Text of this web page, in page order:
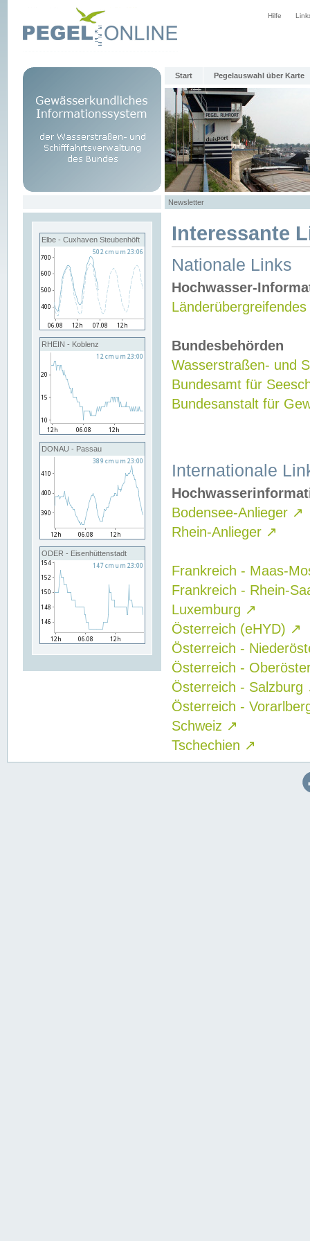
Hilfe
Start Pegelauswahl über Karte
Newsletter
Elbe - Cuxhaven Steubenhöft
RHEIN - Koblenz
DONAU - Passau
ODER - Eisenhüttenstadt
Interessante
Nationale Links
Hochwasser-
Bundesbehörden
Wasserstraßen- und
Bundesamt für
Bundesanstalt für
Internationale
Bodensee-Anlieger ↗
Rhein-Anlieger ↗
Frankreich - Maas-
Frankreich - Rhein-
Luxemburg ↗
Österreich (eHYD) ↗
Österreich -
Österreich -
Österreich - Salzburg
Österreich -
Schweiz ↗
Tschechien ↗